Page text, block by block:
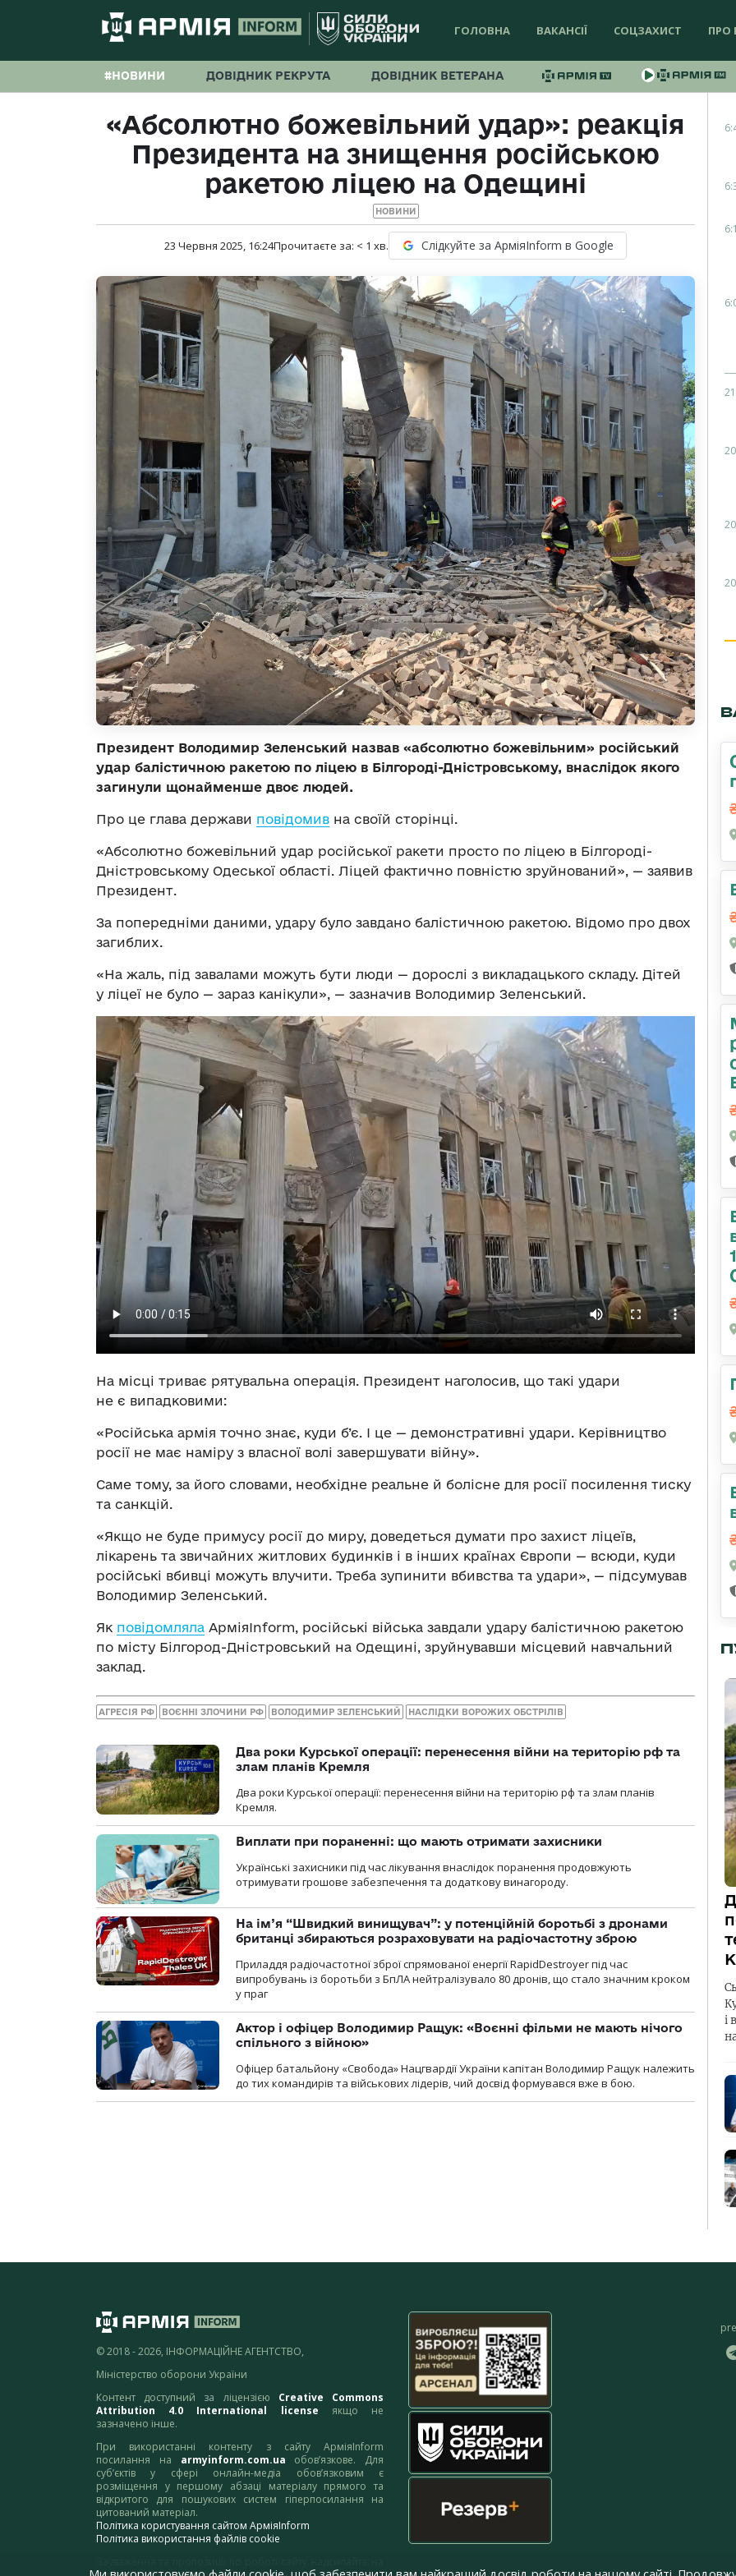
ГОЛОВНА ВАКАНСІЇ СОЦЗАХИСТ ПРО
#НОВИНИ ДОВІДНИК РЕКРУТА ДОВІДНИК ВЕТЕРАНА
«Абсолютно божевільний удар»: реакція
Президента на знищення російською
ракетою ліцею на Одещині
НОВИНИ
23 Червня 2025, 16:24Прочитаєте за: < 1 хв. Слідкуйте за АрміяInform в Google
Президент Володимир Зеленський назвав «абсолютно божевільним» російський
удар балістичною ракетою по ліцею в Білгороді-Дністровському, внаслідок якого
загинули щонайменше двоє людей.
Про це глава держави повідомив на своїй сторінці.
«Абсолютно божевільний удар російської ракети просто по ліцею в Білгороді-
Дністровському Одеської області. Ліцей фактично повністю зруйнований», — заявив
Президент.
За попередніми даними, удару було завдано балістичною ракетою. Відомо про двох
загиблих.
«На жаль, під завалами можуть бути люди — дорослі з викладацького складу. Дітей
у ліцеї не було — зараз канікули», — зазначив Володимир Зеленський.
На місці триває рятувальна операція. Президент наголосив, що такі удари
не є випадковими:
«Російська армія точно знає, куди б’є. І це — демонстративні удари. Керівництво
росії не має наміру з власної волі завершувати війну».
Саме тому, за його словами, необхідне реальне й болісне для росії посилення тиску
та санкцій.
«Якщо не буде примусу росії до миру, доведеться думати про захист ліцеїв,
лікарень та звичайних житлових будинків і в інших країнах Європи — всюди, куди
російські вбивці можуть влучити. Треба зупинити вбивства та удари», — підсумував
Володимир Зеленський.
Як повідомляла АрміяInform, російські війська завдали удару балістичною ракетою
по місту Білгород-Дністровський на Одещині, зруйнувавши місцевий навчальний
заклад.
АГРЕСІЯ РФ ВОЄННІ ЗЛОЧИНИ РФ ВОЛОДИМИР ЗЕЛЕНСЬКИЙ НАСЛІДКИ ВОРОЖИХ ОБСТРІЛІВ
Два роки Курської операції: перенесення війни на територію рф та
злам планів Кремля
Два роки Курської операції: перенесення війни на територію рф та злам планів
Кремля.
Виплати при пораненні: що мають отримати захисники
Українські захисники під час лікування внаслідок поранення продовжують
отримувати грошове забезпечення та додаткову винагороду.
На ім’я “Швидкий винищувач”: у потенційній боротьбі з дронами
британці збираються розраховувати на радіочастотну зброю
Приладдя радіочастотної зброї спрямованої енергії RapidDestroyer під час
випробувань із боротьби з БпЛА нейтралізувало 80 дронів, що стало значним кроком
у праг
Актор і офіцер Володимир Ращук: «Воєнні фільми не мають нічого
спільного з війною»
Офіцер батальйону «Свобода» Нацгвардії України капітан Володимир Ращук належить
до тих командирів та військових лідерів, чий досвід формувався вже в бою.
і
© 2018 - 2026, ІНФОРМАЦІЙНЕ АГЕНТСТВО,
Міністерство оборони України
Контент доступний за ліцензією Creative Commons
Attribution 4.0 International license якщо не
зазначено інше.
При використанні контенту з сайту АрміяInform
посилання на armyinform.com.ua обов’язкове. Для
суб’єктів у сфері онлайн-медіа обов’язковим є
розміщення у першому абзаці матеріалу прямого та
відкритого для пошукових систем гіперпосилання на
цитований матеріал.
Політика користування сайтом АрміяInform
Політика використання файлів cookie